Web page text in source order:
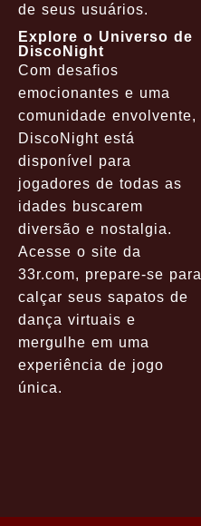
de seus usuários.
Explore o Universo de
DiscoNight
Com desafios
emocionantes e uma
comunidade envolvente,
DiscoNight está
disponível para
jogadores de todas as
idades buscarem
diversão e nostalgia.
Acesse o site da
33r.com, prepare-se para
calçar seus sapatos de
dança virtuais e
mergulhe em uma
experiência de jogo
única.